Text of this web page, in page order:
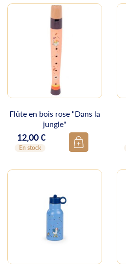
Flûte en bois rose "Dans la
jungle"
Prix
12,00 €
En stock